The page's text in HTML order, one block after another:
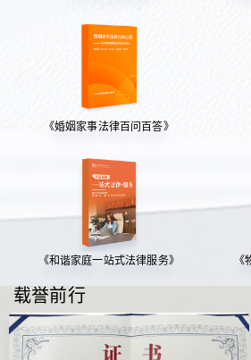
《婚姻家事法律百问百答》
《和谐家庭一站式法律服务》
载誉前行